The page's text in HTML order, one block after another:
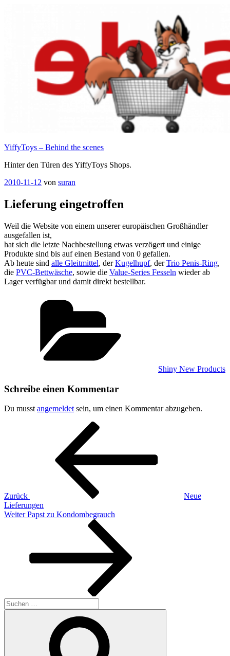
YiffyToys – Behind the scenes
Hinter den Türen des YiffyToys Shops.
Veröffentlicht
2010-11-12 von suran
Lieferung eingetroffen
Weil die Website von einem unserer europäischen Großhändler
ausgefallen ist,
hat sich die letzte Nachbestellung etwas verzögert und einige
Produkte sind bis auf einen Bestand von 0 gefallen.
Ab heute sind alle Gleitmittel, derKugelhupf, derTrio Penis-Ring,
die PVC-Bettwäsche, sowie die Value-Series Fesseln wieder ab
Lager verfügbar und damit direkt bestellbar.
Shiny New Products
Schreibe einen Kommentar
Du musst angemeldet sein, um einen Kommentar abzugeben.
Beitragsnavigation
Zurück
Neue
Lieferungen
Nächster
Weiter Papst zu Kondombegrauch
Suchen
nach: